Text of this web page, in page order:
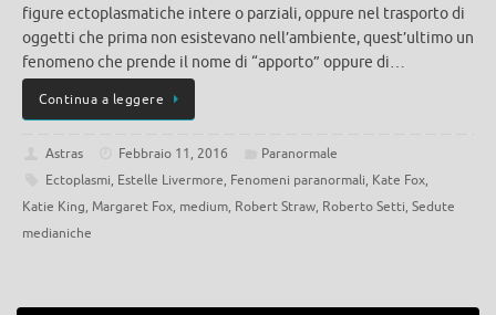
figure ectoplasmatiche intere o parziali, oppure nel trasporto di
oggetti che prima non esistevano nell’ambiente, quest’ultimo un
fenomeno che prende il nome di “apporto” oppure di…
Continua a leggere
Astras Febbraio 11, 2016
Paranormale
Ectoplasmi, Estelle Livermore, Fenomeni paranormali, Kate Fox,
Katie King, Margaret Fox, medium, Robert Straw, Roberto Setti, Sedute
medianiche